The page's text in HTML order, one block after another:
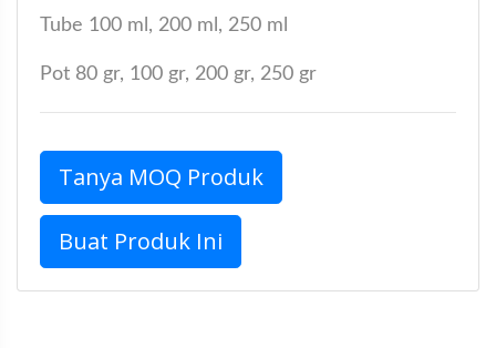
Tube 100 ml, 200 ml, 250 ml
Pot 80 gr, 100 gr, 200 gr, 250 gr
Tanya MOQ Produk
Buat Produk Ini